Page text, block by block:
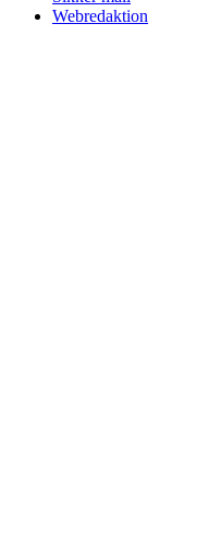
Webredaktion